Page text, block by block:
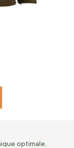
optimale,